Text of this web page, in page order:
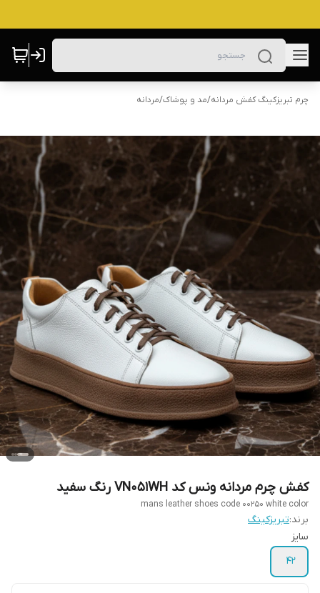
چرم تبریزکینگ کفش مردانه/مد و پوشاک/مردانه
کفش چرم مردانه ونس کد VN051WH رنگ سفید
mans leather shoes code 00250 white color
برند:تبریزکینگ
سایز
42